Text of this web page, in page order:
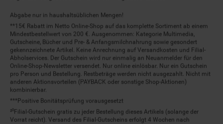
Abgabe nur in haushaltsüblichen Mengen!
**15€ Rabatt im Netto Online-Shop auf das komplette Sortiment ab einem
Mindestbestellwert von 200 €. Ausgenommen: Kategorie Multimedia,
Gutscheine, Bücher und Pre- & Anfangsmilchnahrung sowie gesondert
gekennzeichnete Artikel. Keine Anrechnung auf Versandkosten und Filial-
Abholservices. Der Gutschein wird nur einmalig an Neuanmelder für den
Online-Shop-Newsletter versendet. Nur online einlösbar. Nur ein Gutschein
pro Person und Bestellung. Restbeträge werden nicht ausgezahlt. Nicht mit
anderen Aktionsvorteilen (PAYBACK oder sonstige Shop-Aktionen)
kombinierbar.
***Positive Bonitätsprüfung vorausgesetzt
²⁰Filial-Gutschein gratis zu jeder Bestellung dieses Artikels (solange der
Vorrat reicht). Versand des Filial-Gutscheins erfolgt 4 Wochen nach